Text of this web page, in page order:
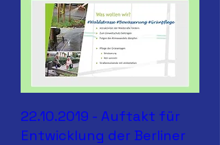
22.10.2019 - Auftakt für
Entwicklung der Berliner